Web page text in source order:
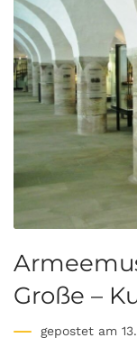
Große –
gepostet am